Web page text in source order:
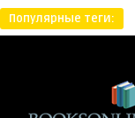
Популярные теги: